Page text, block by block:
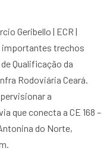
Geribello | ECR |
importantes trechos
Qualificação da
Rodoviária Ceará.
a
que conecta a CE 168 –
do Norte,